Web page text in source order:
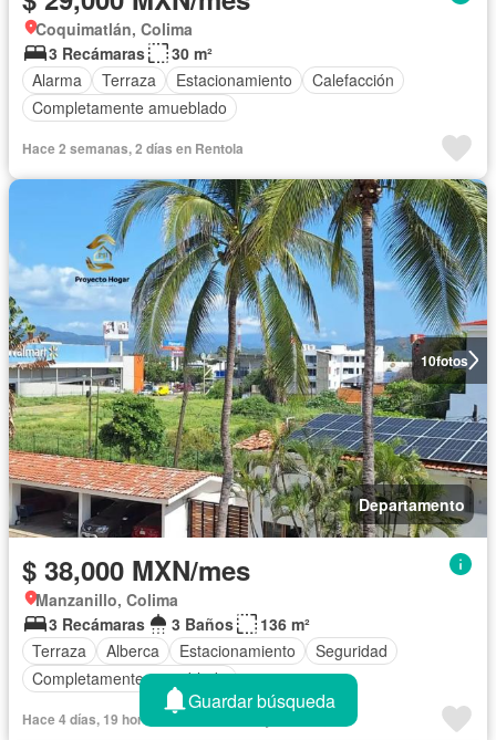
Coquimatlán, Colima
3 Recámaras
30 m²
Alarma
Terraza Estacionamiento
Calefacción
Completamente amueblado
Hace 2 semanas, 2 días en Rentola
10fotos
Departamento
$ 38,000 MXN/mes
Manzanillo, Colima
3 Recámaras
3 Baños
136 m²
Terraza
Alberca Estacionamiento
Seguridad
Completamente amueblado
Hace 4 días, 19 horas en NocNok - Proyecto Hogar
Guardar búsqueda